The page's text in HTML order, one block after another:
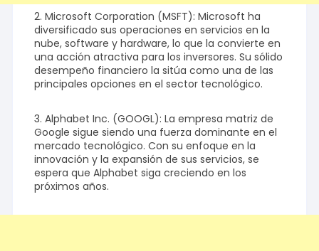
2. Microsoft Corporation (MSFT): Microsoft ha
diversificado sus operaciones en servicios en la
nube, software y hardware, lo que la convierte en
una acción atractiva para los inversores. Su sólido
desempeño financiero la sitúa como una de las
principales opciones en el sector tecnológico.
3. Alphabet Inc. (GOOGL): La empresa matriz de
Google sigue siendo una fuerza dominante en el
mercado tecnológico. Con su enfoque en la
innovación y la expansión de sus servicios, se
espera que Alphabet siga creciendo en los
próximos años.